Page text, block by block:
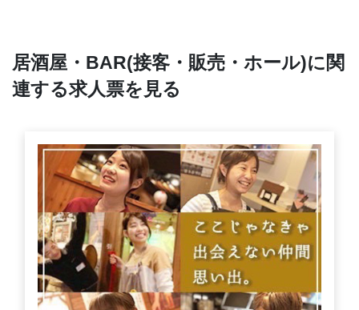
居酒屋・BAR(接客・販売・ホール)に関
連する求人票を見る